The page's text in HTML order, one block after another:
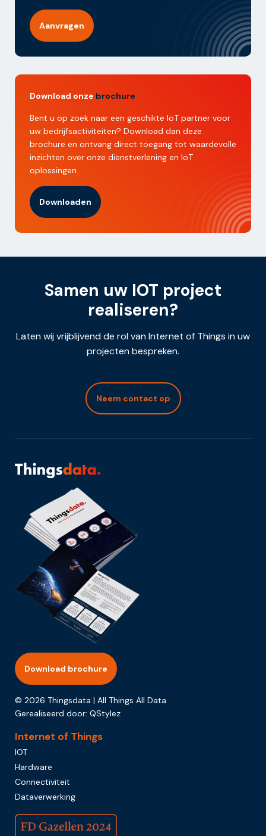
Aanvragen
Download onze brochure
Bent u op zoek naar een geschikte IoT partner voor
uw bedrijfsactiviteiten? Download dan deze
brochure en ontvang direct toegang tot waardevolle
inzichten over onze dienstverlening en IoT
oplossingen.
Downloaden
Samen uw IOT project
realiseren?
Laten wij vrijblijvend de rol van Internet of Things in uw
projecten bespreken.
Neem contact op
Download brochure
© 2026 Thingsdata | All Things All Data
Gerealiseerd door: QStylez
Internet of Things
IOT
Hardware
Connectiviteit
Dataverwerking